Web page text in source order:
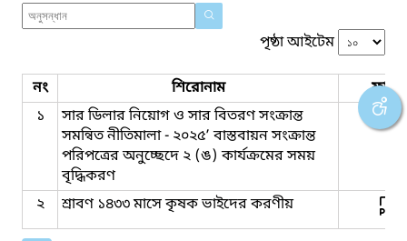
পৃষ্ঠা আইটেম
নং শিরোনাম
ফাইল
১
সার ডিলার নিয়োগ ও সার বিতরণ সংক্রান্ত
সমন্বিত নীতিমালা - ২০২৫’ বাস্তবায়ন সংক্রান্ত
পরিপত্রের অনুচ্ছেদে ২ (ঙ) কার্যক্রমের সময়
বৃদ্ধিকরণ
২
শ্রাবণ ১৪৩৩ মাসে কৃষক ভাইদের করণীয়